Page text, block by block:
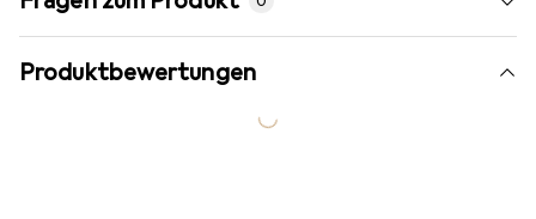
Produktbewertungen